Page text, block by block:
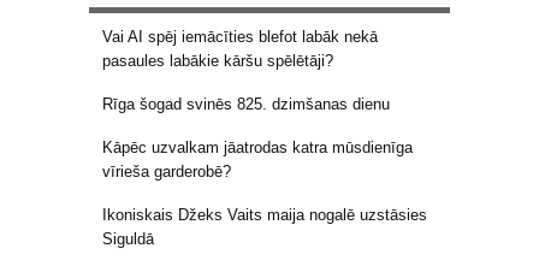
Vai AI spēj iemācīties blefot labāk nekā
pasaules labākie kāršu spēlētāji?
Rīga šogad svinēs 825. dzimšanas dienu
Kāpēc uzvalkam jāatrodas katra mūsdienīga
vīrieša garderobē?
Ikoniskais Džeks Vaits maija nogalē uzstāsies
Siguldā